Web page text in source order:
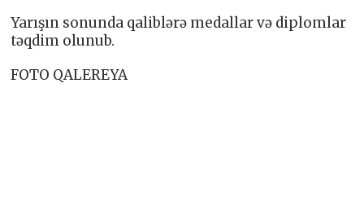
Yarışın sonunda qaliblərə medallar və diplomlar
təqdim olunub.
FOTO QALEREYA